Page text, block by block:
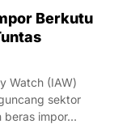
Berkutu
Watch (IAW)
sektor
beras impor…